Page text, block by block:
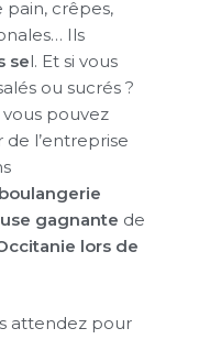
pain, crêpes,
Ils
sel. Et si vous
ou sucrés ?
pouvez
l’entreprise
gagnante de
lors de
attendez pour